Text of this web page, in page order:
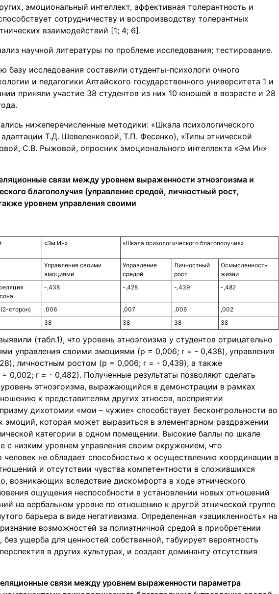
эмоциональный интеллект, аффективная толерантность и
сотрудничеству и воспроизводству толерантных
взаимодействий [1; 4; 6].
научной литературы по проблеме исследования; тестирование.
базу исследования составили студенты-психологи очного
и педагогики Алтайского государственного университета 1 и
приняли участие 38 студентов из них 10 юношей в возрасте и 28
нижеперечисленные методики: «Шкала психологического
Т.Д. Шевеленковой, Т.П. Фесенко), «Типы этнической
С.В. Рыжовой, опросник эмоционального интеллекта «Эм Ин»
связи между уровнем выраженности этноэгоизма и
благополучия (управление средой, личностный рост,
уровнем управления своими
«Эм Ин» «Шкала психологического благополучия»
Управление своими
эмоциями
Управление
средой
Личностный
рост
Осмысленность
жизни
-,438 -,428 -,439 -,482
сторон) ,006 ,007 ,006
,002
38 38 38 38
(табл.1), что уровень этноэгоизма у студентов отрицательно
управления своими эмоциями (p = 0,006; r = - 0,438), управления
личностным ростом (p = 0,006; r = - 0,439), а также
0,002; r = - 0,482). Полученные результаты позволяют сделать
этноэгоизма, выражающийся в демонстрации в рамках
к представителям других этносов, восприятии
дихотомии «мои – чужие» способствует бесконтрольности во
эмоций, которая может выразиться в элементарном раздражении
категории в одном помещении. Высокие баллы по шкале
с низким уровнем управления своим окружением, что
человек не обладает способностью к осуществлению координации в
и отсутствии чувства компетентности в сложившихся
возникающих вследствие дискомфорта в ходе этнического
ощущения неспособности в установлении новых отношений
на вербальном уровне по отношению к другой этнической группе
барьера в виде негативизма. Определенная «зацикленность» на
возможностей за полиэтничной средой в приобретении
без ущерба для ценностей собственной, табуирует вероятность
в других культурах, и создает доминанту отсутствия
связи между уровнем выраженности параметра